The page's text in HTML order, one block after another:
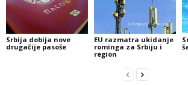
Srbija dobija nove
drugačije pasoše
EU razmatra ukidanje
rominga za Srbiju i
region